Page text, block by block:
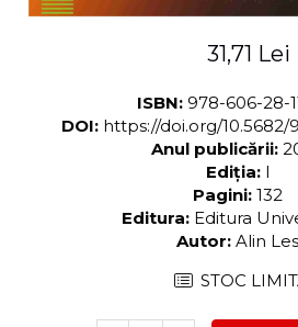
31,71 Lei
ISBN: 978-606-28-
DOI: https://doi.org/10.5682/
Anul publicării:
Ediția: I
Pagini: 132
Editura: Editura
Autor: Alin Les
STOC